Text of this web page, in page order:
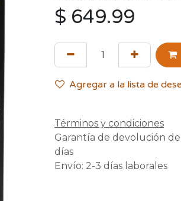
$ 649.99
Agregar a la lista de
Términos y condiciones
Garantía de devolución
días
Envío: 2-3 días laborales